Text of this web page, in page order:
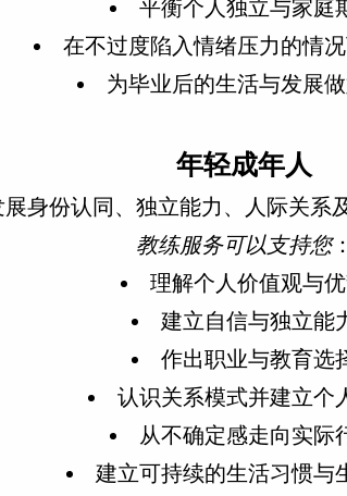
平衡个人独立与家庭
在不过度陷入情绪压力的情
为毕业后的生活与发展
年轻成年人
身份认同、独立能力、人际关系
教练服务可以支持您：
理解个人价值观与
建立自信与独立能
作出职业与教育选
认识关系模式并建立个
从不确定感走向实际
建立可持续的生活习惯与